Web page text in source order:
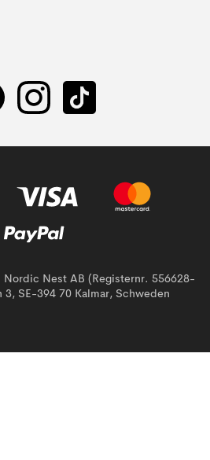
Nordic Nest AB (Registernr. 556628-
3, SE-394 70 Kalmar, Schweden